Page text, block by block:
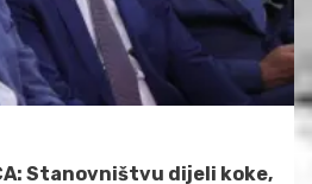
Stanovništvu dijeli koke,